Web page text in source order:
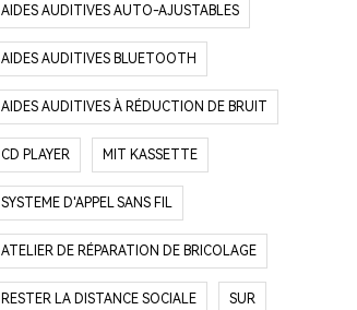
AIDES AUDITIVES AUTO-AJUSTABLES
AIDES AUDITIVES BLUETOOTH
AIDES AUDITIVES À RÉDUCTION DE BRUIT
CD PLAYER MIT KASSETTE
SYSTEME D'APPEL SANS FIL
ATELIER DE RÉPARATION DE BRICOLAGE
RESTER LA DISTANCE SOCIALE SUR